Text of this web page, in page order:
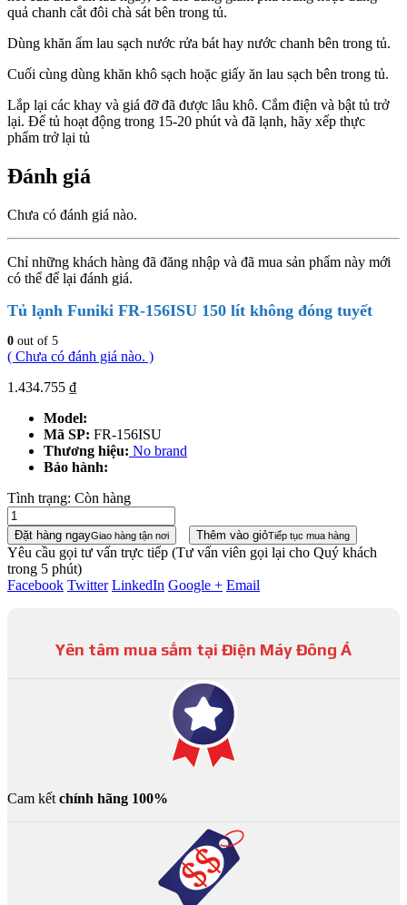
quả chanh cắt đôi chà sát bên trong tủ.
Dùng khăn ẩm lau sạch nước rửa bát hay nước chanh bên trong tủ.
Cuối cùng dùng khăn khô sạch hoặc giấy ăn lau sạch bên trong tủ.
Lắp lại các khay và giá đỡ đã được lâu khô. Cắm điện và bật tủ trở
lại. Để tủ hoạt động trong 15-20 phút và đã lạnh, hãy xếp thực
phẩm trở lại tủ
Đánh giá
Chưa có đánh giá nào.
Chỉ những khách hàng đã đăng nhập và đã mua sản phẩm này mới
có thể để lại đánh giá.
Tủ lạnh Funiki FR-156ISU 150 lít không đóng tuyết
0 out of 5
( Chưa có đánh giá nào. )
1.434.755 ₫
Model:
Mã SP: FR-156ISU
Thương hiệu: No brand
Bảo hành:
Tình trạng: Còn hàng
Đặt hàng ngayGiao hàng tận nơi Thêm vào giỏTiếp tục mua hàng
Yêu cầu gọi tư vấn trực tiếp (Tư vấn viên gọi lại cho Quý khách
trong 5 phút)
Facebook Twitter LinkedIn Google + Email
Yên tâm mua sắm tại Điện Máy Đông Á
Cam kết chính hãng 100%